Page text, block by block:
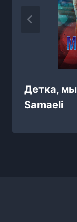
Детка,
Samaeli